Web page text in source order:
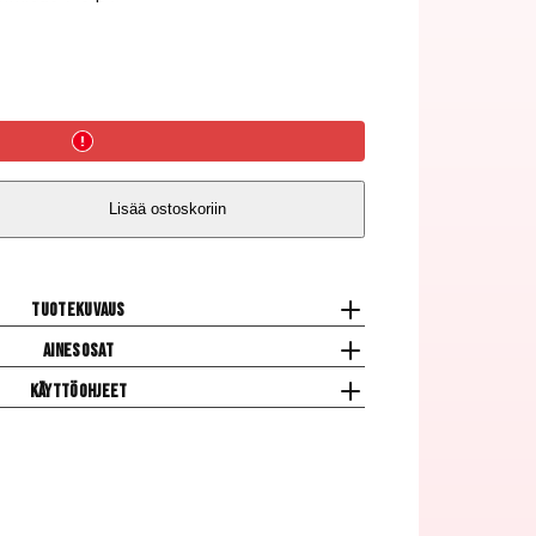
Lisää ostoskoriin
Tuotekuvaus
Ainesosat
Käyttöohjeet